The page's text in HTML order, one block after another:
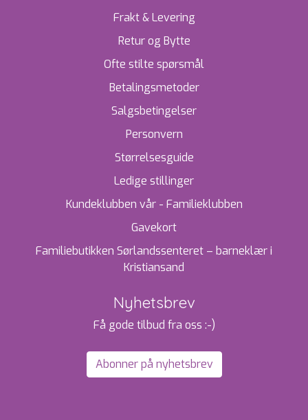
Frakt & Levering
Retur og Bytte
Ofte stilte spørsmål
Betalingsmetoder
Salgsbetingelser
Personvern
Størrelsesguide
Ledige stillinger
Kundeklubben vår - Familieklubben
Gavekort
Familiebutikken Sørlandssenteret – barneklær i
Kristiansand
Nyhetsbrev
Få gode tilbud fra oss :-)
Abonner på nyhetsbrev